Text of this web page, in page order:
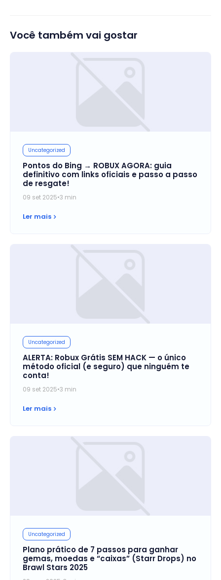
Você também vai gostar
Uncategorized
Pontos do Bing → ROBUX AGORA: guia
definitivo com links oficiais e passo a passo
de resgate!
09 set 2025•3 min
Ler mais
Uncategorized
ALERTA: Robux Grátis SEM HACK — o único
método oficial (e seguro) que ninguém te
conta!
09 set 2025•3 min
Ler mais
Uncategorized
Plano prático de 7 passos para ganhar
gemas, moedas e “caixas” (Starr Drops) no
Brawl Stars 2025